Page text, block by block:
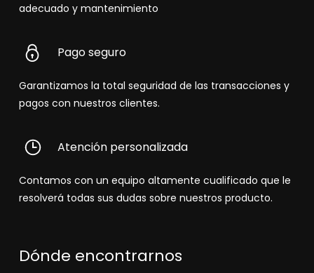
adecuado y mantenimiento
Pago seguro
Garantizamos la total seguridad de las transacciones y
pagos con nuestros clientes.
Atención personalizada
Contamos con un equipo altamente cualificado que le
resolverá todas sus dudas sobre nuestros producto.
Dónde encontrarnos